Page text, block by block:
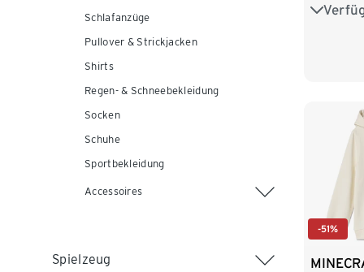
Schlafanzüge
Pullover & Strickjacken
Shirts
Regen- & Schneebekleidung
Socken
Schuhe
Sportbekleidung
Accessoires
Spielzeug
98/104
-51%